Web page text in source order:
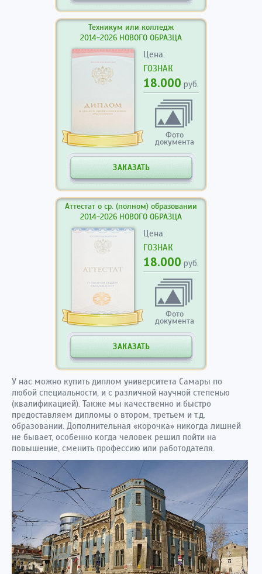
Техникум или колледж
2014-2026 НОВОГО ОБРАЗЦА
Цена:
ГОЗНАК
18.000 руб.
Фото
документа
ЗАКАЗАТЬ
Аттестат о ср. (полном) образовании
2014-2026 НОВОГО ОБРАЗЦА
Цена:
ГОЗНАК
18.000 руб.
Фото
документа
ЗАКАЗАТЬ
У нас можно купить диплом университета Самары по
любой специальности, и с различной научной степенью
(квалификацией). Также мы качественно и быстро
предоставляем дипломы о втором, третьем и т.д.
образовании. Дополнительная «корочка» никогда лишней
не бывает, особенно когда человек решил пойти на
повышение, сменить профессию или работодателя.